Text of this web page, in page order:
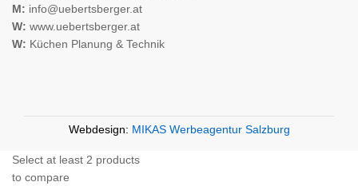
M: info@uebertsberger.at
W: www.uebertsberger.at
W: Küchen Planung & Technik
Webdesign: MIKAS Werbeagentur Salzburg
Select at least 2 products
to compare